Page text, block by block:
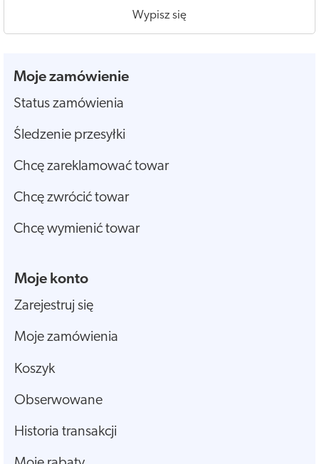
Wypisz się
Moje zamówienie
Status zamówienia
Śledzenie przesyłki
Chcę zareklamować towar
Chcę zwrócić towar
Chcę wymienić towar
Moje konto
Zarejestruj się
Moje zamówienia
Koszyk
Obserwowane
Historia transakcji